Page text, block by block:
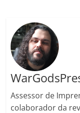
Assessor de
colaborador da